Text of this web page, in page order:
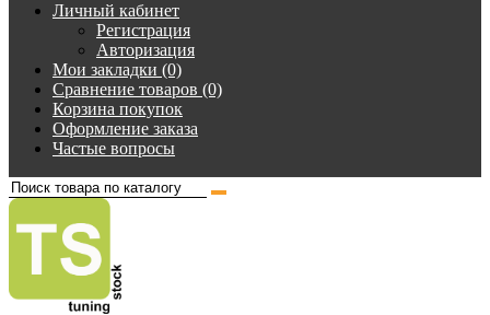
Личный кабинет
Регистрация
Авторизация
Мои закладки (0)
Сравнение товаров (0)
Корзина покупок
Оформление заказа
Частые вопросы